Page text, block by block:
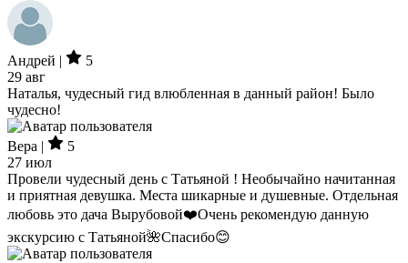
Андрей |
5
29 авг
Наталья, чудесный гид влюбленная в данный район! Было
чудесно!
Вера |
5
27 июл
Провели чудесный день с Татьяной ! Необычайно начитанная
и приятная девушка. Места шикарные и душевные. Отдельная
любовь это дача Вырубовой❤️Очень рекомендую данную
экскурсию с Татьяной🌺Спасибо😊